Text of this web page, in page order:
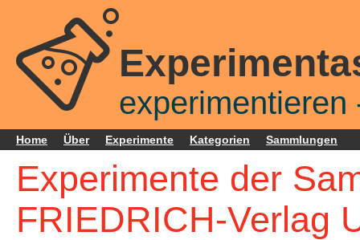
experimentieren
Home Über Experimente Kategorien Sammlungen
Experimente der
FRIEDRICH-Verlag